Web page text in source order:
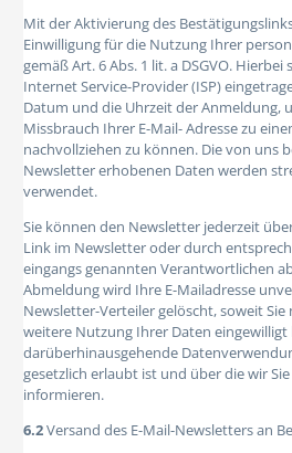
Mit der Aktivierung des
Einwilligung für die Nutzung Ihrer
gemäß Art. 6 Abs. 1 lit. a DSGVO.
Internet Service-Provider (ISP)
Datum und die Uhrzeit der Anmeldung,
Missbrauch Ihrer E-Mail- Adresse zu
nachvollziehen zu können. Die von uns
Newsletter erhobenen Daten werden
verwendet.
Sie können den Newsletter jederzeit
Link im Newsletter oder durch
eingangs genannten Verantwortlichen
Abmeldung wird Ihre E-Mailadresse
Newsletter-Verteiler gelöscht, soweit
weitere Nutzung Ihrer Daten
darüberhinausgehende
gesetzlich erlaubt ist und über die wir
informieren.
6.2Versand des E-Mail-Newsletters an